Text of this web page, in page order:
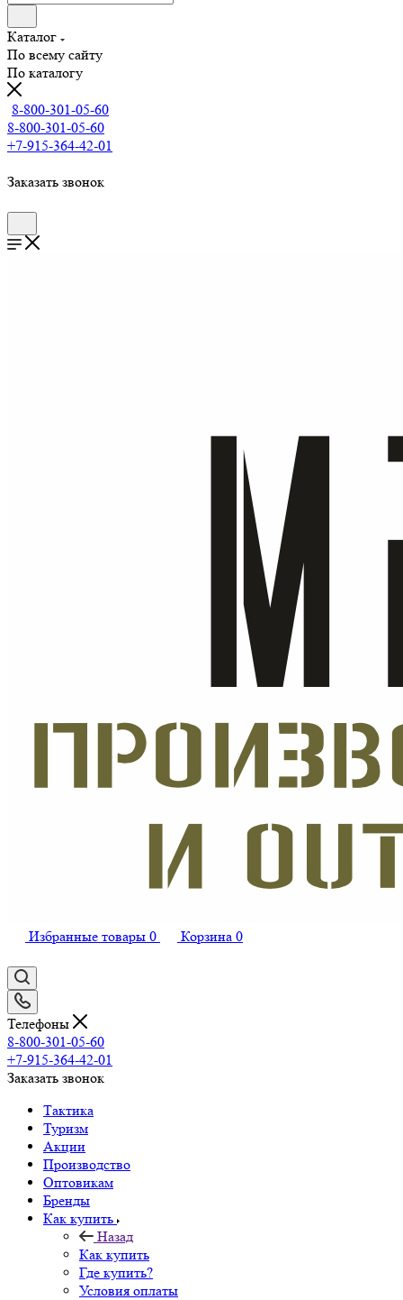
Каталог
По всему сайту
По каталогу
8-800-301-05-60
8-800-301-05-60
+7-915-364-42-01
Заказать звонок
Избранные товары 0 Корзина 0
Телефоны
8-800-301-05-60
+7-915-364-42-01
Заказать звонок
Тактика
Туризм
Акции
Производство
Оптовикам
Бренды
Как купить
Назад
Как купить
Где купить?
Условия оплаты